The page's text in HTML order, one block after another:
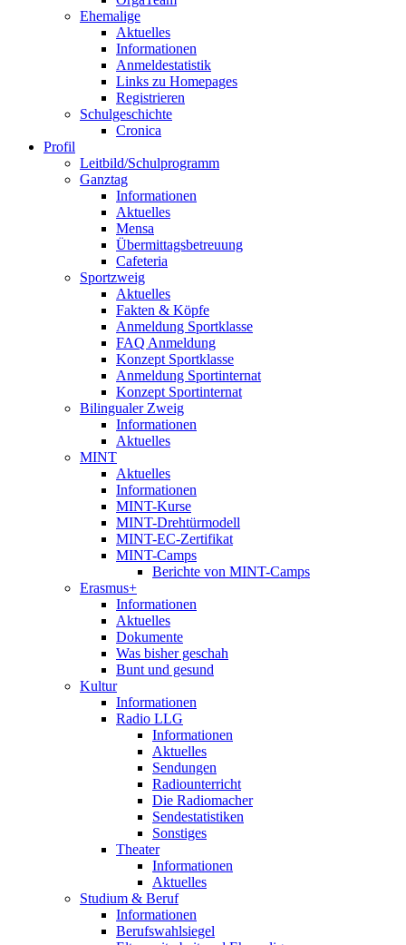
Ehemalige
Aktuelles
Informationen
Anmeldestatistik
Links zu Homepages
Registrieren
Schulgeschichte
Cronica
Profil
Leitbild/Schulprogramm
Ganztag
Informationen
Aktuelles
Mensa
Übermittagsbetreuung
Cafeteria
Sportzweig
Aktuelles
Fakten & Köpfe
Anmeldung Sportklasse
FAQ Anmeldung
Konzept Sportklasse
Anmeldung Sportinternat
Konzept Sportinternat
Bilingualer Zweig
Informationen
Aktuelles
MINT
Aktuelles
Informationen
MINT-Kurse
MINT-Drehtürmodell
MINT-EC-Zertifikat
MINT-Camps
Berichte von MINT-Camps
Erasmus+
Informationen
Aktuelles
Dokumente
Was bisher geschah
Bunt und gesund
Kultur
Informationen
Radio LLG
Informationen
Aktuelles
Sendungen
Radiounterricht
Die Radiomacher
Sendestatistiken
Sonstiges
Theater
Informationen
Aktuelles
Studium & Beruf
Informationen
Berufswahlsiegel